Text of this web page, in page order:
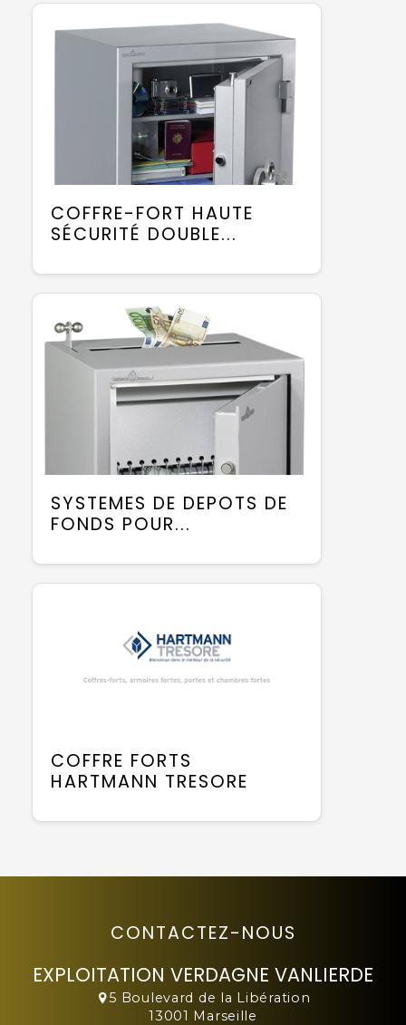
COFFRE-FORT HAUTE
SÉCURITÉ DOUBLE...
SYSTEMES DE DEPOTS DE
FONDS POUR...
COFFRE FORTS
HARTMANN TRESORE
CONTACTEZ-NOUS
EXPLOITATION VERDAGNE VANLIERDE
5 Boulevard de la Libération
13001 Marseille